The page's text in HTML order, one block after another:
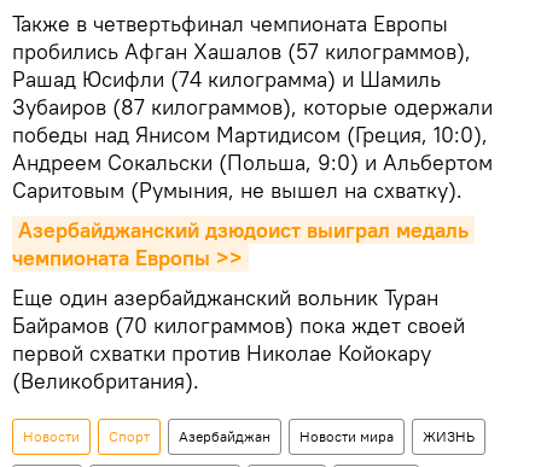
Также в четвертьфинал чемпионата Европы
пробились Афган Хашалов (57 килограммов),
Рашад Юсифли (74 килограмма) и Шамиль
Зубаиров (87 килограммов), которые одержали
победы над Янисом Мартидисом (Греция, 10:0),
Андреем Сокальски (Польша, 9:0) и Альбертом
Саритовым (Румыния, не вышел на схватку).
Азербайджанский дзюдоист выиграл медаль
чемпионата Европы >>
Еще один азербайджанский вольник Туран
Байрамов (70 килограммов) пока ждет своей
первой схватки против Николае Койокару
(Великобритания).
Новости Спорт Азербайджан Новости мира ЖИЗНЬ